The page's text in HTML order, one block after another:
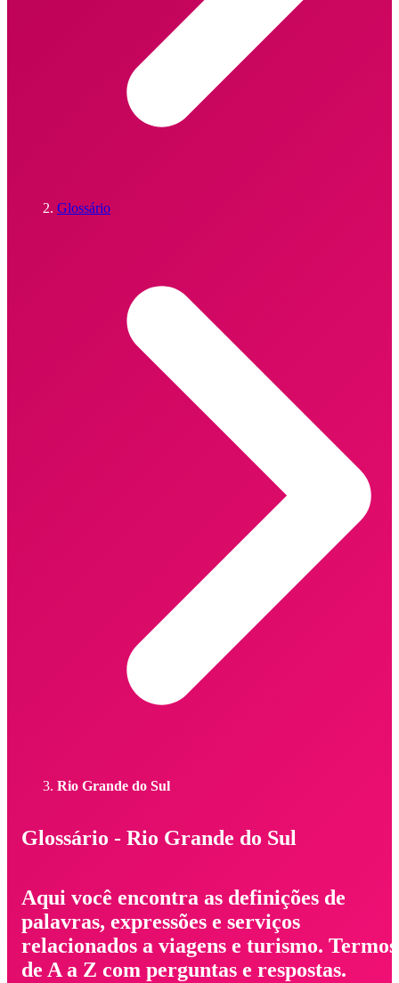
Glossário
Rio Grande do Sul
Glossário - Rio Grande do Sul
Aqui você encontra as definições de
palavras, expressões e serviços
relacionados a viagens e turismo. Termos
de A a Z com perguntas e respostas.